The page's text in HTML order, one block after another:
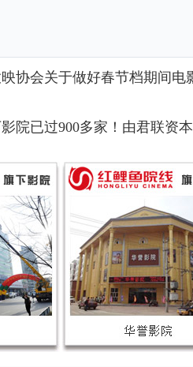
协会关于做好春节档期间电
院已过900多家！由君联资